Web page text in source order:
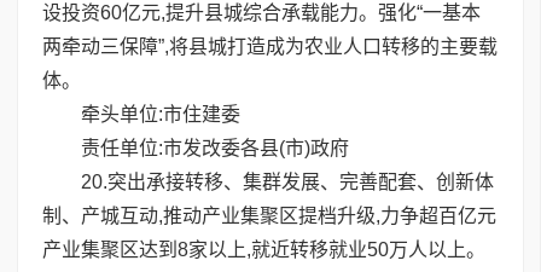
设投资60亿元,提升县城综合承载能力。强化“一基本
两牵动三保障”,将县城打造成为农业人口转移的主要载
体。
牵头单位:市住建委
责任单位:市发改委各县(市)政府
20.突出承接转移、集群发展、完善配套、创新体
制、产城互动,推动产业集聚区提档升级,力争超百亿元
产业集聚区达到8家以上,就近转移就业50万人以上。